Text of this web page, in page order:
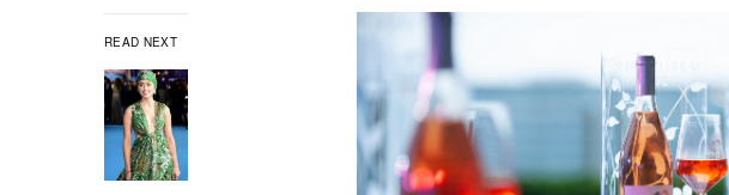
READ NEXT